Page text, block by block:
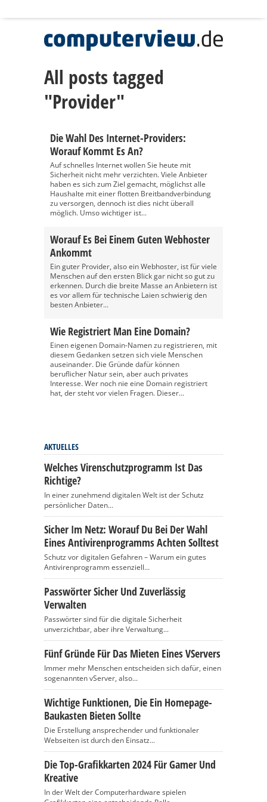
All posts tagged
"Provider"
Die Wahl Des Internet-Providers:
Worauf Kommt Es An?
Auf schnelles Internet wollen Sie heute mit
Sicherheit nicht mehr verzichten. Viele Anbieter
haben es sich zum Ziel gemacht, möglichst alle
Haushalte mit einer flotten Breitbandverbindung
zu versorgen, dennoch ist dies nicht überall
möglich. Umso wichtiger ist...
Worauf Es Bei Einem Guten Webhoster
Ankommt
Ein guter Provider, also ein Webhoster, ist für viele
Menschen auf den ersten Blick gar nicht so gut zu
erkennen. Durch die breite Masse an Anbietern ist
es vor allem für technische Laien schwierig den
besten Anbieter...
Wie Registriert Man Eine Domain?
Einen eigenen Domain-Namen zu registrieren, mit
diesem Gedanken setzen sich viele Menschen
auseinander. Die Gründe dafür können
beruflicher Natur sein, aber auch privates
Interesse. Wer noch nie eine Domain registriert
hat, der steht vor vielen Fragen. Dieser...
AKTUELLES
Welches Virenschutzprogramm Ist Das
Richtige?
In einer zunehmend digitalen Welt ist der Schutz
persönlicher Daten...
Sicher Im Netz: Worauf Du Bei Der Wahl
Eines Antivirenprogramms Achten Solltest
Schutz vor digitalen Gefahren – Warum ein gutes
Antivirenprogramm essenziell...
Passwörter Sicher Und Zuverlässig
Verwalten
Passwörter sind für die digitale Sicherheit
unverzichtbar, aber ihre Verwaltung...
Fünf Gründe Für Das Mieten Eines VServers
Immer mehr Menschen entscheiden sich dafür, einen
sogenannten vServer, also...
Wichtige Funktionen, Die Ein Homepage-
Baukasten Bieten Sollte
Die Erstellung ansprechender und funktionaler
Webseiten ist durch den Einsatz...
Die Top-Grafikkarten 2024 Für Gamer Und
Kreative
In der Welt der Computerhardware spielen